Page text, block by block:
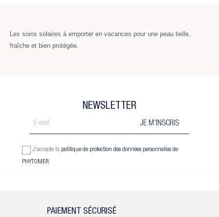
Les soins solaires à emporter en vacances pour une peau belle,
fraîche et bien protégée.
NEWSLETTER
J'accepte la politique de protection des données personnelles de
PHYTOMER
PAIEMENT SÉCURISÉ